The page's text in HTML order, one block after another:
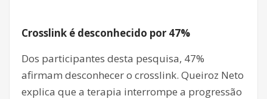
Crosslink é desconhecido por 47%
Dos participantes desta pesquisa, 47%
afirmam desconhecer o crosslink. Queiroz Neto
explica que a terapia interrompe a progressão